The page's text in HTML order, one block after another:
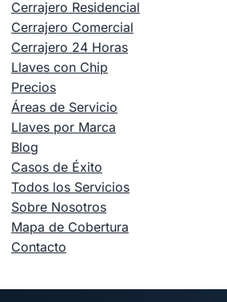
Cerrajero Residencial
Cerrajero Comercial
Cerrajero 24 Horas
Llaves con Chip
Precios
Áreas de Servicio
Llaves por Marca
Blog
Casos de Éxito
Todos los Servicios
Sobre Nosotros
Mapa de Cobertura
Contacto